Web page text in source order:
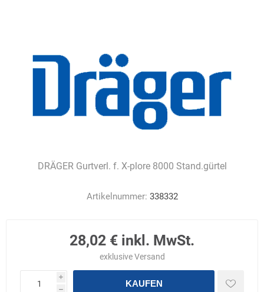
DRÄGER Gurtverl. f. X-plore 8000 Stand.gürtel
Artikelnummer: 338332
28,02 € inkl. MwSt.
exklusiveVersand
i
h
KAUFEN